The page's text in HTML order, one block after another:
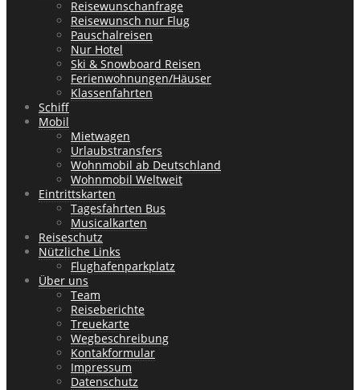
Reisewunschanfrage
Reisewunsch nur Flug
Pauschalreisen
Nur Hotel
Ski & Snowboard Reisen
Ferienwohnungen/Häuser
Klassenfahrten
Schiff
Mobil
Mietwagen
Urlaubstransfers
Wohnmobil ab Deutschland
Wohnmobil Weltweit
Eintrittskarten
Tagesfahrten Bus
Musicalkarten
Reiseschutz
Nützliche Links
Flughafenparkplatz
Über uns
Team
Reiseberichte
Treuekarte
Wegbeschreibung
Kontakformular
Impressum
Datenschutz